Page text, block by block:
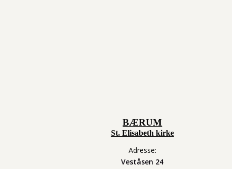
BÆRUM
St. Elisabeth kirke
Adresse:
Veståsen 24